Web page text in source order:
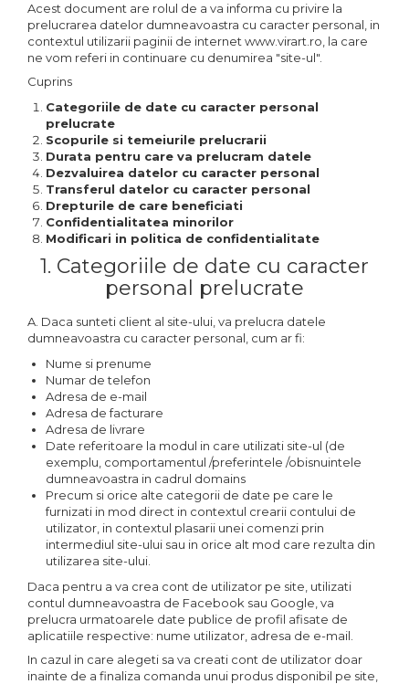
Cadouri Fiu/Fiică
Cadouri Bunici
Cadouri Cumnați
Cadouri Pisici/Câini
Cadouri Meserii&Hobby
Cadouri Apicultori
Cadouri Avocati/Juristi
Cadouri Columbofili
Cadouri Doctori/Asistente
Cadouri Farmacisti
Cadouri Fotbalisti
Cadouri Ingineri
Cadouri Pescar
Cadouri Politisti
Cadouri Pompieri
Cadouri Soferi/Mecanici
Cadouri Stomatologi
Cadouri Stylisti
Cadouri Tractoristi
Cadre Didactice
Acest document are rolul de a va informa cu privire la
prelucrarea datelor dumneavoastra cu caracter personal, in
contextul utilizarii paginii de internet www.virart.ro, la care
ne vom referi in continuare cu denumirea "site-ul".
Cuprins
Categoriile de date cu caracter personal
prelucrate
Scopurile si temeiurile prelucrarii
Durata pentru care va prelucram datele
Dezvaluirea datelor cu caracter personal
Transferul datelor cu caracter personal
Drepturile de care beneficiati
Confidentialitatea minorilor
Modificari in politica de confidentialitate
1. Categoriile de date cu caracter
personal prelucrate
A. Daca sunteti client al site-ului, va prelucra datele
dumneavoastra cu caracter personal, cum ar fi:
Nume si prenume
Numar de telefon
Adresa de e-mail
Adresa de facturare
Adresa de livrare
Date referitoare la modul in care utilizati site-ul (de
exemplu, comportamentul /preferintele /obisnuintele
dumneavoastra in cadrul domains
Precum si orice alte categorii de date pe care le
furnizati in mod direct in contextul crearii contului de
utilizator, in contextul plasarii unei comenzi prin
intermediul site-ului sau in orice alt mod care rezulta din
utilizarea site-ului.
Daca pentru a va crea cont de utilizator pe site, utilizati
contul dumneavoastra de Facebook sau Google, va
prelucra urmatoarele date publice de profil afisate de
aplicatiile respective: nume utilizator, adresa de e-mail.
In cazul in care alegeti sa va creati cont de utilizator doar
inainte de a finaliza comanda unui produs disponibil pe site,